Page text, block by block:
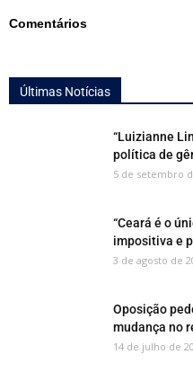
Comentários
Últimas Notícias
“Luizianne
política de
5 de setembro
“Ceará é o
impositiva e
3 de agosto de
Oposição
mudança no
14 de julho de